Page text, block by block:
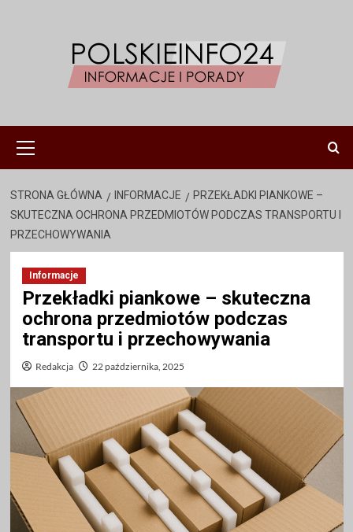
główne
STRONA GŁÓWNA INFORMACJE
PRZEKŁADKI PIANKOWE –
SKUTECZNA OCHRONA PRZEDMIOTÓW PODCZAS TRANSPORTU I
PRZECHOWYWANIA
Informacje
Przekładki piankowe – skuteczna
ochrona przedmiotów podczas
transportu i przechowywania
Redakcja 22 października, 2025